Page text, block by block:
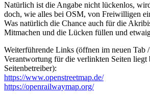
Natürlich ist die Angabe nicht lückenlos,
doch, wie alles bei OSM, von Freiwilligen
Was natürlich die Chance auch für die
Mitmachen und die Lücken füllen und
Weiterführende Links (öffnen im neuen Tab
Verantwortung für die verlinkten Seiten liegt
Seitenbetreiber):
https://www.openstreetmap.de/
https://openrailwaymap.org/